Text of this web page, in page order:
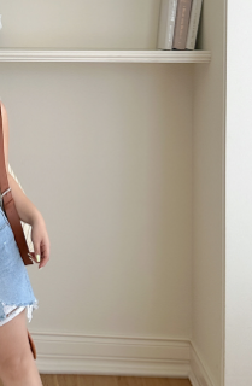
COMMUNITY
익스클루시브
아우터
티셔츠
니트
블라우스